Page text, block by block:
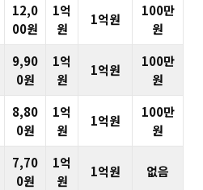
12,0
00원
1억
원
1억원
100만
원
9,90
0원
1억
원
1억원
100만
원
8,80
0원
1억
원
1억원
100만
원
7,70
0원
1억
원
1억원 없음